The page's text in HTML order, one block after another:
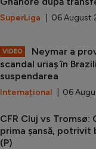
SuperLiga | 06 August
VIDEO
Neymar a
scandal uriaș în
suspendarea
Internațional | 06
CFR Cluj vs Tromsø:
prima șansă, potrivit
(P)